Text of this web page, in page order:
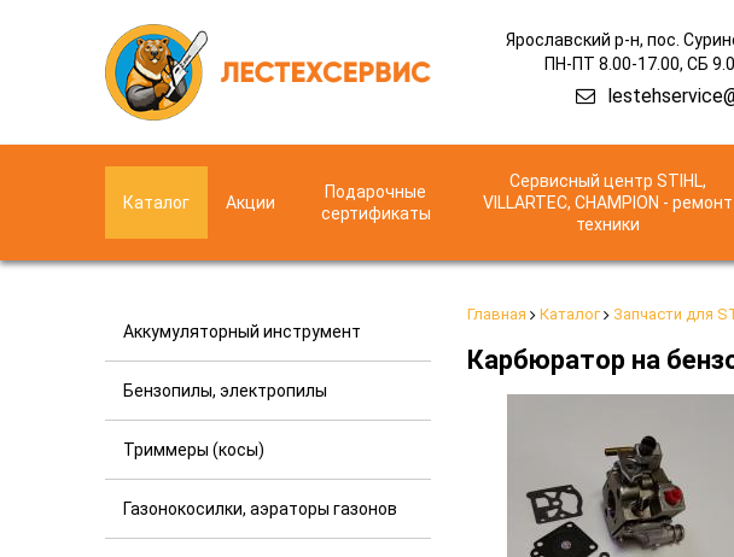
Ярославский р-н, пос.
ПН-ПТ 8.00-17.00, СБ
Каталог Акции
Подарочные
сертификаты
Сервисный центр STIHL,
VILLARTEC, CHAMPION - ремонт
техники
Аккумуляторный инструмент
Бензопилы, электропилы
Триммеры (косы)
Газонокосилки, аэраторы газонов
Главная Каталог Запчасти для
Карбюратор на